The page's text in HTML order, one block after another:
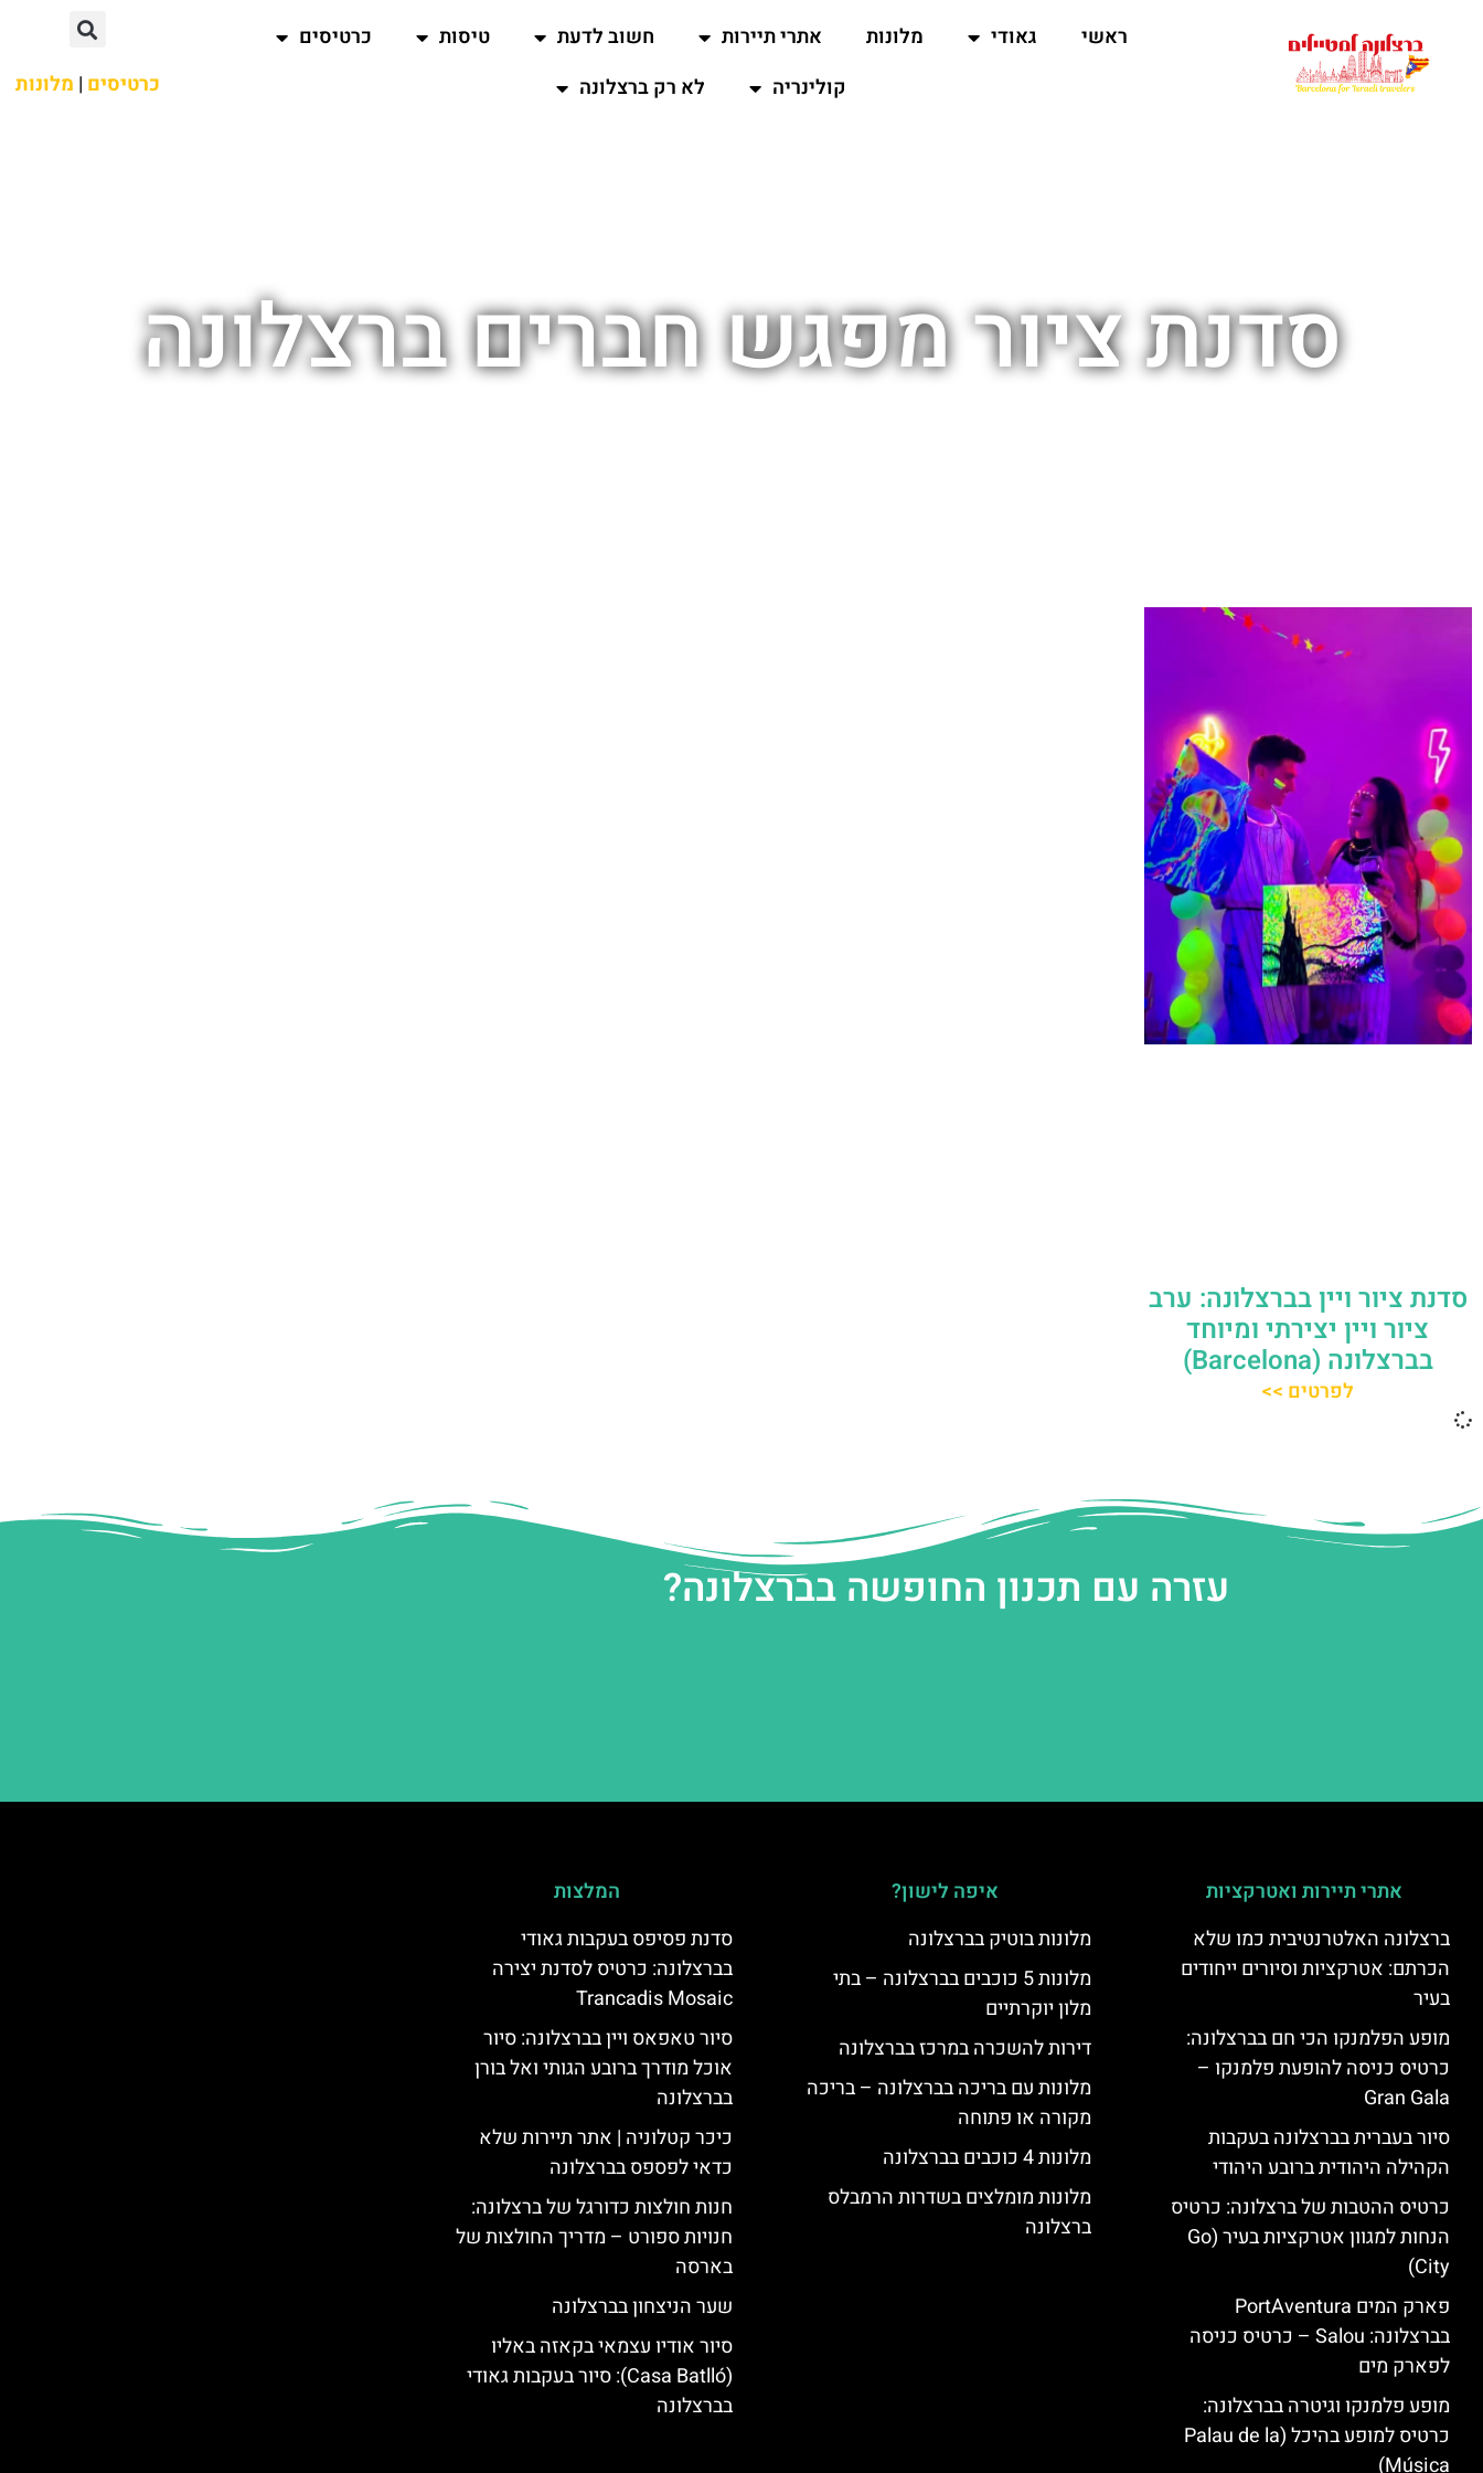
ראשי גאודי מלונות אתרי תיירות חשוב לדעת טיסות
כרטיסים
קולינריה
לא רק ברצלונה כרטיסים | מלונות
סדנת ציור מפגש חברים ברצלונה
סדנת ציור ויין בברצלונה: ערב
ציור ויין יצירתי ומיוחד
בברצלונה (Barcelona)
לפרטים >>
עזרה עם תכנון החופשה בברצלונה?
אתרי תיירות ואטרקציות
ברצלונה האלטרנטיבית כמו שלא
הכרתם: אטרקציות וסיורים ייחודים
בעיר
מופע הפלמנקו הכי חם בברצלונה:
כרטיס כניסה להופעת פלמנקו –
Gran Gala
סיור בעברית בברצלונה בעקבות
הקהילה היהודית ברובע היהודי
כרטיס ההטבות של ברצלונה: כרטיס
הנחות למגוון אטרקציות בעיר (Go
City)
פארק המים PortAventura
בברצלונה: Salou – כרטיס כניסה
לפארק מים
מופע פלמנקו וגיטרה בברצלונה:
כרטיס למופע בהיכל (Palau de la
Música)
איפה לישון?
מלונות בוטיק בברצלונה
מלונות 5 כוכבים בברצלונה – בתי
מלון יוקרתיים
דירות להשכרה במרכז בברצלונה
מלונות עם בריכה בברצלונה – בריכה
מקורה או פתוחה
מלונות 4 כוכבים בברצלונה
מלונות מומלצים בשדרות הרמבלס
ברצלונה
המלצות
סדנת פסיפס בעקבות גאודי
בברצלונה: כרטיס לסדנת יצירה
Trancadis Mosaic
סיור טאפאס ויין בברצלונה: סיור
אוכל מודרך ברובע הגותי ואל בורן
בברצלונה
כיכר קטלוניה | אתר תיירות שלא
כדאי לפספס בברצלונה
חנות חולצות כדורגל של ברצלונה:
חנויות ספורט – מדריך החולצות של
בארסה
שער הניצחון בברצלונה
סיור אודיו עצמאי בקאזה באליו
(Casa Batlló): סיור בעקבות גאודי
בברצלונה